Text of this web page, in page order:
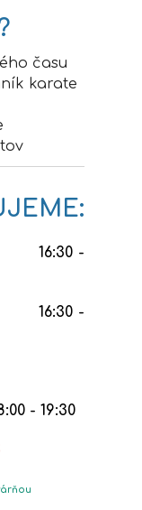
času
karate
16:30 -
16:30 -
19:30